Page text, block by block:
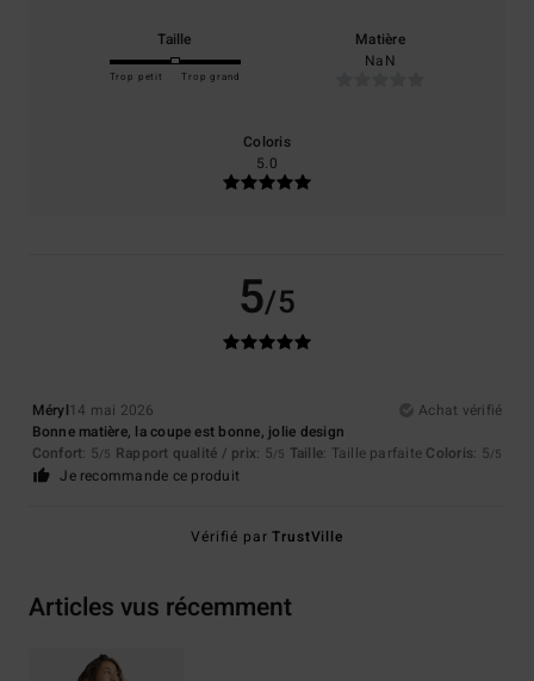
Taille
Trop petit Trop grand
Matière
NaN
Coloris
5.0
5/5
Méryl14 mai 2026
Achat vérifié
Bonne matière, la coupe est bonne, jolie design
Confort: 5/5 Rapport qualité / prix: 5/5 Taille: Taille parfaite Coloris: 5/5
Je recommande ce produit
Vérifié parTrustVille
Articles vus récemment